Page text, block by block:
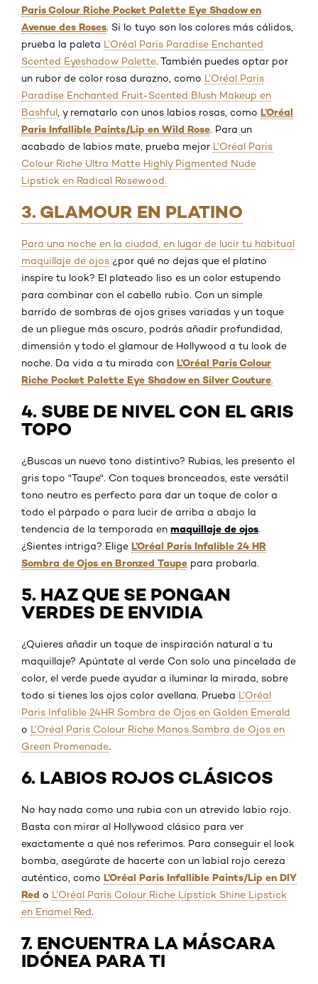
Paris Colour Riche Pocket Palette Eye Shadow en
Avenue des Roses. Si lo tuyo son los colores más cálidos,
prueba la paleta L’Oréal Paris Paradise Enchanted
Scented Eyeshadow Palette. También puedes optar por
un rubor de color rosa durazno, como L’Oréal Paris
Paradise Enchanted Fruit-Scented Blush Makeup en
Bashful , y rematarlo con unos labios rosas, como L’Oréal
Paris Infallible Paints/Lip en Wild Rose. Para un
acabado de labios mate, prueba mejor L’Oréal Paris
Colour Riche Ultra Matte Highly Pigmented Nude
Lipstick en Radical Rosewood.
3. GLAMOUR EN PLATINO
Para una noche en la ciudad, en lugar de lucir tu habitual
maquillaje de ojos ¿por qué no dejas que el platino
inspire tu look? El plateado liso es un color estupendo
para combinar con el cabello rubio. Con un simple
barrido de sombras de ojos grises variadas y un toque
de un pliegue más oscuro, podrás añadir profundidad,
dimensión y todo el glamour de Hollywood a tu look de
noche. Da vida a tu mirada con L’Oréal Paris Colour
Riche Pocket Palette Eye Shadow en Silver Couture.
4. SUBE DE NIVEL CON EL GRIS
TOPO
¿Buscas un nuevo tono distintivo? Rubias, les presento el
gris topo "Taupe". Con toques bronceados, este versátil
tono neutro es perfecto para dar un toque de color a
todo el párpado o para lucir de arriba a abajo la
tendencia de la temporada en maquillaje de ojos.
¿Sientes intriga? Elige L’Oréal Paris Infalible 24 HR
Sombra de Ojos en Bronzed Taupe para probarla.
5. HAZ QUE SE PONGAN
VERDES DE ENVIDIA
¿Quieres añadir un toque de inspiración natural a tu
maquillaje? Apúntate al verde Con solo una pincelada de
color, el verde puede ayudar a iluminar la mirada, sobre
todo si tienes los ojos color avellana. Prueba L’Oréal
Paris Infalible 24HR Sombra de Ojos en Golden Emerald
o L’Oréal Paris Colour Riche Monos Sombra de Ojos en
Green Promenade.
6. LABIOS ROJOS CLÁSICOS
No hay nada como una rubia con un atrevido labio rojo.
Basta con mirar al Hollywood clásico para ver
exactamente a qué nos referimos. Para conseguir el look
bomba, asegúrate de hacerte con un labial rojo cereza
auténtico, como L’Oréal Paris Infallible Paints/Lip en DIY
Red o L’Oréal Paris Colour Riche Lipstick Shine Lipstick
en Enamel Red.
7. ENCUENTRA LA MÁSCARA
IDÓNEA PARA TI